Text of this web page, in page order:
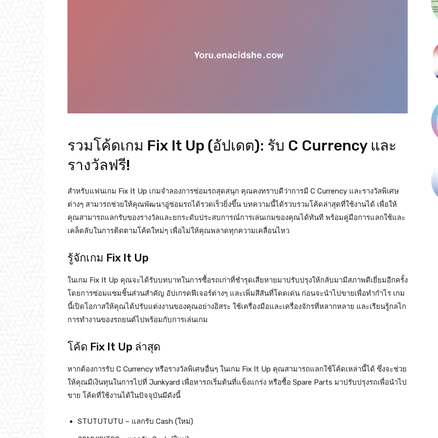
รวมโค้ดเกม Fix It Up (อัปเดต): รับ C Currency และ
รางวัลฟรี!
สำหรับแฟนเกม Fix It Up เกมจำลองการซ่อมรถสุดสนุก คุณคงทราบดีว่าการมี C Currency และรางวัลพิเศษ
ต่างๆ สามารถช่วยให้คุณพัฒนาอู่ซ่อมรถได้รวดเร็วยิ่งขึ้น บทความนี้ได้รวบรวมโค้ดล่าสุดที่ใช้งานได้ เพื่อให้
คุณสามารถแลกรับของรางวัลและยกระดับประสบการณ์การเล่นเกมของคุณได้ทันที พร้อมคู่มือการแลกใช้และ
เคล็ดลับในการติดตามโค้ดใหม่ๆ เพื่อไม่ให้คุณพลาดทุกความเคลื่อนไหว
รู้จักเกม Fix It Up
ในเกม Fix It Up คุณจะได้รับบทบาทในการซื้อรถเก่าที่ชำรุดเสียหายมาปรับปรุงให้กลับมามีสภาพดีเยี่ยมอีกครั้ง
โดยการซ่อมแซมชิ้นส่วนสำคัญ อัปเกรดฟีเจอร์ต่างๆ และเพิ่มสีสันที่โดดเด่น ก่อนจะนำไปขายเพื่อทำกำไร เกม
นี้เปิดโอกาสให้คุณได้ปรับแต่งงานของคุณอย่างอิสระ ใช้เครื่องมือและเครื่องจักรที่หลากหลาย และเรียนรู้กลไก
การทำงานของรถยนต์ไปพร้อมกับการเล่นเกม
โค้ด Fix It Up ล่าสุด
หากต้องการรับ C Currency หรือรางวัลพิเศษอื่นๆ ในเกม Fix It Up คุณสามารถแลกใช้โค้ดเหล่านี้ได้ ซึ่งจะช่วย
ให้คุณมีเงินทุนในการไปที่ Junkyard เพื่อหารถเริ่มต้นที่แข็งแกร่ง หรือซื้อ Spare Parts มาปรับปรุงรถเพื่อนำไป
ขาย โค้ดที่ใช้งานได้ในปัจจุบันมีดังนี้
STUTUTUTU – แลกรับ Cash (ใหม่)